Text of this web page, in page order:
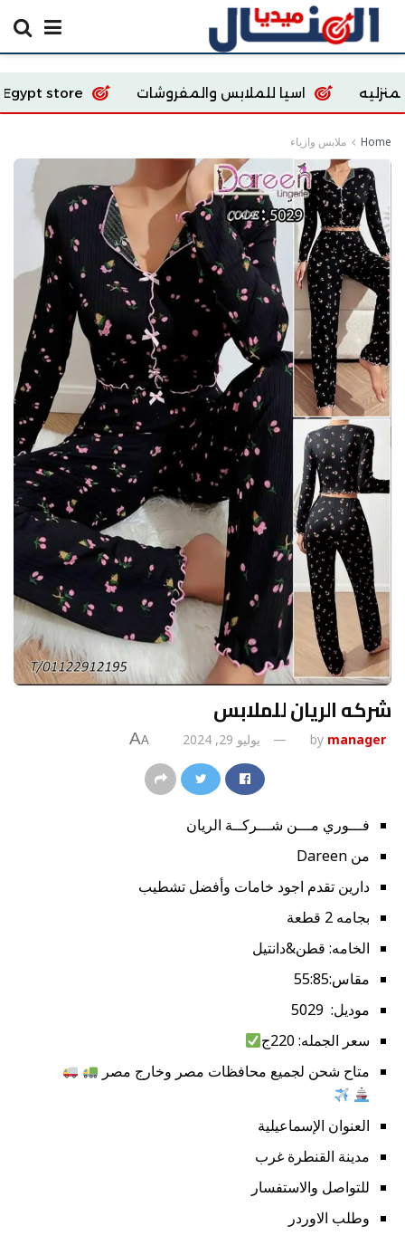
اسيا للملابس والمفروشات Ecoway Egypt store
Home ملابس وازياء
شركه الريان للملابس
by manager يوليو 29, 2024 A
A
فـــوري مـــن شـــركــة الريان
من Dareen
دارين تقدم اجود خامات وأفضل تشطيب
بجامه 2 قطعة
الخامه: قطن&دانتيل
مقاس:55:85
موديل: 5029
سعر الجمله: 220ج
متاح شحن لجميع محافظات مصر وخارج مصر
العنوان الإسماعيلية
مدينة القنطرة غرب
للتواصل والاستفسار
وطلب الاوردر